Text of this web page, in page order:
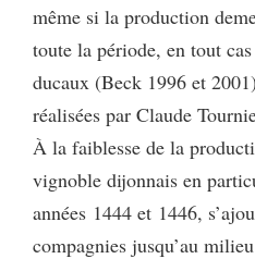
même si la production
toute la période, en tout
ducaux (Beck 1996 et
réalisées par Claude
À la faiblesse de la
vignoble dijonnais en
années 1444 et 1446,
compagnies jusqu’au